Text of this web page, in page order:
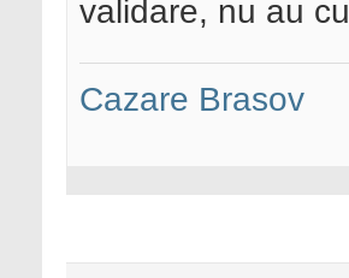
validare, nu au
Cazare Brasov